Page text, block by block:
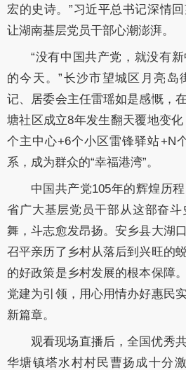
宏的史诗。”习近平总书记深情
让湖南基层党员干部心潮澎湃。
“没有中国共产党，就没有
的今天。”长沙市望城区月亮岛
记、居委会主任雷瑶如是感慨，
塘社区成立8年发生翻天覆地变
个主中心+6个小区雷锋驿站+N
系，成为群众的“幸福港湾”。
中国共产党105年的辉煌历
省广大基层党员干部从这部奋
舞，斗志愈发昂扬。安乡县大湖
召平亲历了乡村从落后到兴旺的
的好政策是乡村发展的根本保障
党建为引领，用心用情办好惠民
新篇章。
观看现场直播后，全国优秀
华塘镇塔水村村民曹扬成十分